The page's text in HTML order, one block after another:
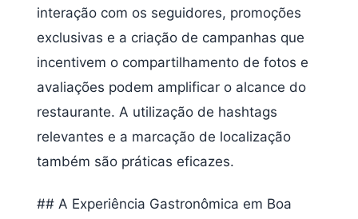
interação com os seguidores, promoções
exclusivas e a criação de campanhas que
incentivem o compartilhamento de fotos e
avaliações podem amplificar o alcance do
restaurante. A utilização de hashtags
relevantes e a marcação de localização
também são práticas eficazes.
## A Experiência Gastronômica em Boa